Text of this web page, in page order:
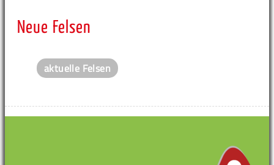
Neue Felsen
aktuelle Felsen